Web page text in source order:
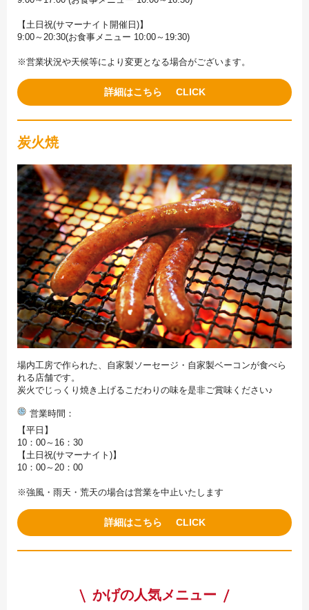
【土日祝(サマーナイト開催日)】
9:00～20:30(お食事メニュー 10:00～19:30)
※営業状況や天候等により変更となる場合がございます。
詳細はこちら
炭火焼
場内工房で作られた、自家製ソーセージ・自家製ベーコンが食べら
れる店舗です。
炭火でじっくり焼き上げるこだわりの味を是非ご賞味ください♪
営業時間
【平日】
10：00～16：30
【土日祝(サマーナイト)】
10：00～20：00
※強風・雨天・荒天の場合は営業を中止いたします
詳細はこちら
かげの人気メニュー